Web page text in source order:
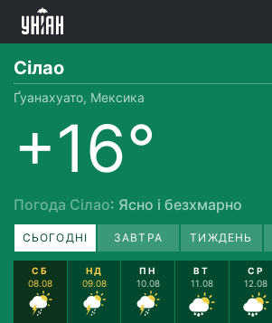
Сілао
Ґуанахуато, Мексика
+16°
Погода Сілао: Ясно і безхмарно
СЬОГОДНІ ЗАВТРА ТИЖДЕНЬ
СБ
08.08
НД
09.08
ПН
10.08
ВТ
11.08
СР
12.08